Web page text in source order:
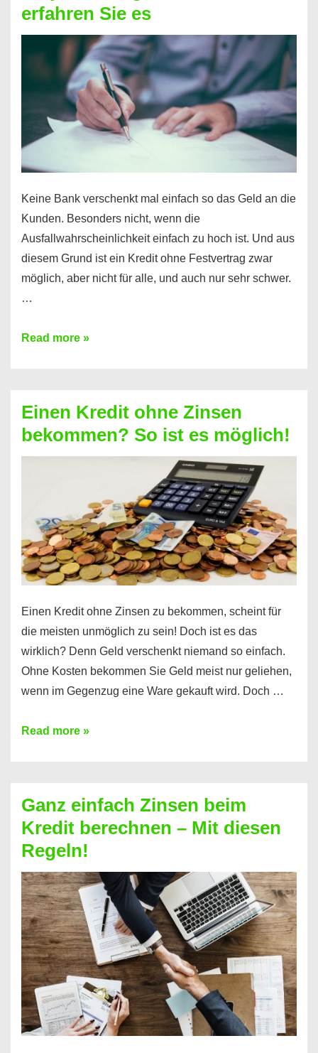
nicht
nur
für
Handy
möglich!
erfahren Sie es
Keine Bank verschenkt mal einfach so das Geld an die
Kunden. Besonders nicht, wenn die
Ausfallwahrscheinlichkeit einfach zu hoch ist. Und aus
diesem Grund ist ein Kredit ohne Festvertrag zwar
möglich, aber nicht für alle, und auch nur sehr schwer.
…
Ist
Festvertrag
für
jeden
erfahren
Sie
es
Read more »
Einen Kredit ohne Zinsen
bekommen? So ist es möglich!
Einen Kredit ohne Zinsen zu bekommen, scheint für
die meisten unmöglich zu sein! Doch ist es das
wirklich? Denn Geld verschenkt niemand so einfach.
Ohne Kosten bekommen Sie Geld meist nur geliehen,
wenn im Gegenzug eine Ware gekauft wird. Doch …
Einen
bekommen?
So
ist
es
möglich!
Read more »
Ganz einfach Zinsen beim
Kredit berechnen – Mit diesen
Regeln!